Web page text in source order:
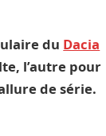
du Dacia
l’autre pour
de série.